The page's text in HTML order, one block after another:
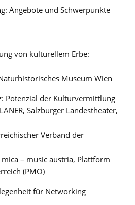
Angebote und Schwerpunkte
von kulturellem Erbe:
Naturhistorisches Museum Wien
Potenzial der Kulturvermittlung
Salzburger Landestheater,
Verband der
mica – music austria, Plattform
(PMÖ)
für Networking